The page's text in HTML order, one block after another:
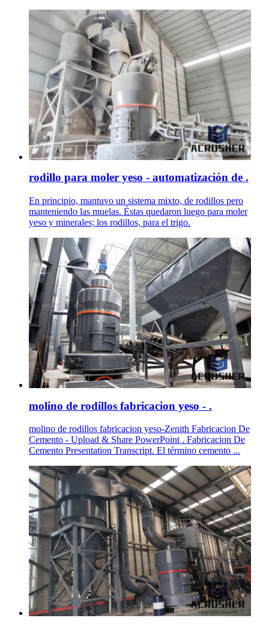
rodillo para moler yeso - automatización de .
En principio, mantuvo un sistema mixto, de rodillos pero
manteniendo las muelas. Éstas quedaron luego para moler
yeso y minerales; los rodillos, para el trigo.
molino de rodillos fabricacion yeso - .
molino de rodillos fabricacion yeso-Zenith Fabricacion De
Cemento - Upload & Share PowerPoint . Fabricacion De
Cemento Presentation Transcript. El término cemento ...